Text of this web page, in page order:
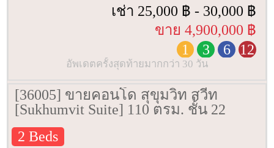
เช่า 25,000 ฿ - 30,000 ฿
ขาย 4,900,000 ฿
1
3 6 12
อัพเดตครั้งสุดท้ายมากกว่า 30 วัน
[36005] ขายคอนโด สุขุมวิท สวีท
[Sukhumvit Suite] 110 ตรม. ชั้น 22
2 Beds